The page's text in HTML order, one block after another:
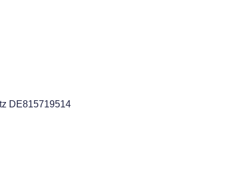
DE815719514